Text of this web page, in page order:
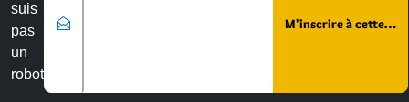
suis
pas
un
robot